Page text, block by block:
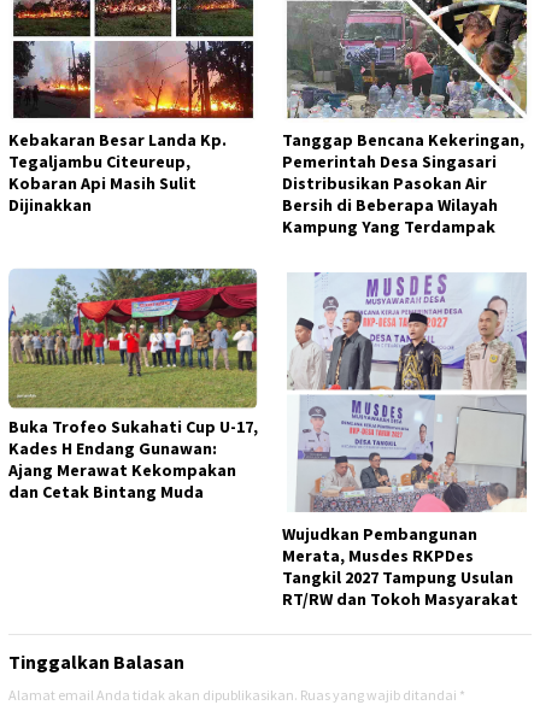
Kebakaran Besar Landa Kp.
Tegaljambu Citeureup,
Kobaran Api Masih Sulit
Dijinakkan
Tanggap Bencana Kekeringan,
Pemerintah Desa Singasari
Distribusikan Pasokan Air
Bersih di Beberapa Wilayah
Kampung Yang Terdampak
Buka Trofeo Sukahati Cup U-17,
Kades H Endang Gunawan:
Ajang Merawat Kekompakan
dan Cetak Bintang Muda
Wujudkan Pembangunan
Merata, Musdes RKPDes
Tangkil 2027 Tampung Usulan
RT/RW dan Tokoh Masyarakat
Tinggalkan Balasan
Alamat email Anda tidak akan dipublikasikan. Ruas yang wajib ditandai *